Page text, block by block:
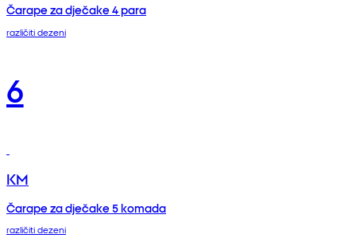
Čarape za dječake 4 para
različiti dezeni
6
KM
Čarape za dječake 5 komada
različiti dezeni